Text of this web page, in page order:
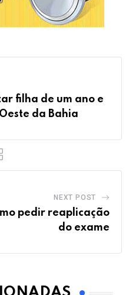
filha de um ano e
da Bahia
NEXT POST
pedir reaplicação
do exame